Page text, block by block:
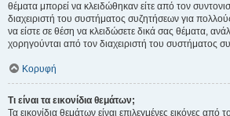
θέματα μπορεί να κλειδώθηκαν είτε από τον
διαχειριστή του συστήματος συζητήσεων για
να είστε σε θέση να κλειδώσετε δικά σας θέματα,
χορηγούνται από τον διαχειριστή του συστήματος
Κορυφή
Τι είναι τα εικονίδια θεμάτων;
Τα εικονίδια θεμάτων είναι επιλεγμένες εικόνες από